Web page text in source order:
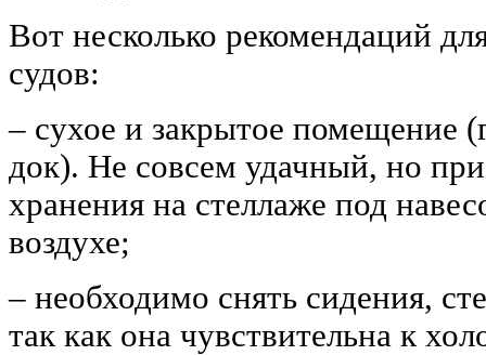
Вот несколько рекомендаций
судов:
‒ сухое и закрытое помещение
док). Не совсем удачный, но
хранения на стеллаже под
воздухе;
‒ необходимо снять сидения,
так как она чувствительна к